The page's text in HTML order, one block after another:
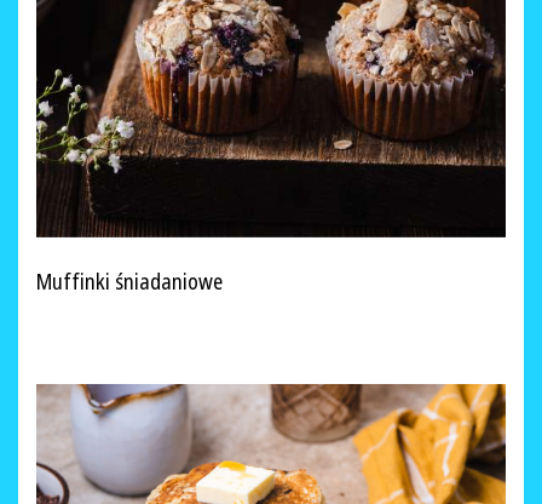
Muffinki śniadaniowe